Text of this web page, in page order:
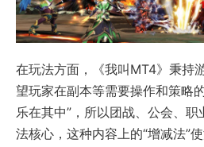
在玩法方面，《我叫MT4》秉持
望玩家在副本等需要操作和策略
乐在其中”，所以团战、公会、
法核心，这种内容上的“增减法”